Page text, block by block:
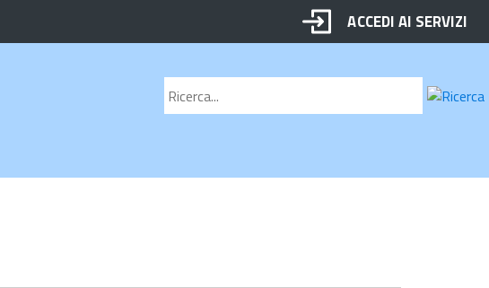
ACCEDI AI SERVIZI
Motore